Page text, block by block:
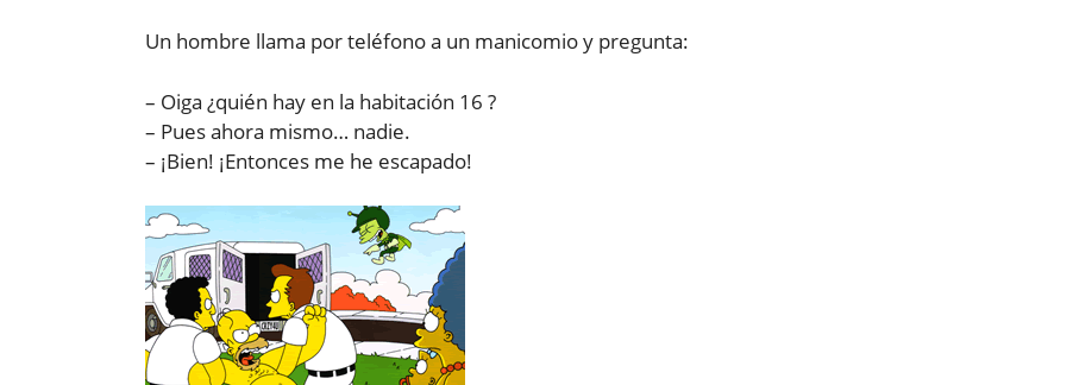
Un hombre llama por teléfono a un manicomio y pregunta:
– Oiga ¿quién hay en la habitación 16 ?
– Pues ahora mismo… nadie.
– ¡Bien! ¡Entonces me he escapado!